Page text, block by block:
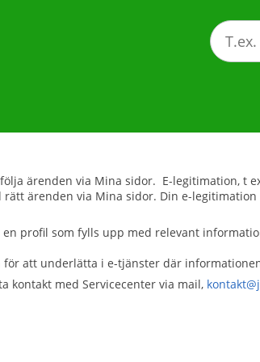
ärenden via Mina sidor. E-legitimation, t
ärenden via Mina sidor. Din e-
profil som fylls upp med relevant
att underlätta i e-tjänster där
kontakt med Servicecenter via mail,